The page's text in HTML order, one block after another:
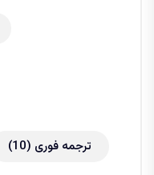
ترجمه فوری (10)